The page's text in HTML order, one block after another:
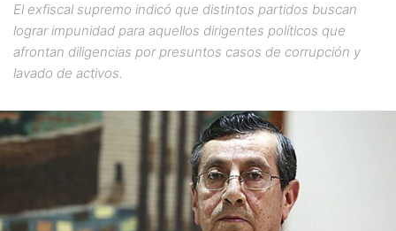
El exfiscal supremo indicó que distintos partidos buscan
lograr impunidad para aquellos dirigentes políticos que
afrontan diligencias por presuntos casos de corrupción y
lavado de activos.